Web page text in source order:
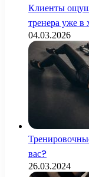
Клиенты
тренера уже в
04.03.2026
вас?
26.03.2024